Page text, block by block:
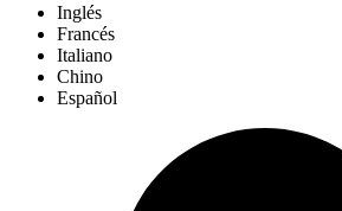
Inglés
Francés
Italiano
Chino
Español